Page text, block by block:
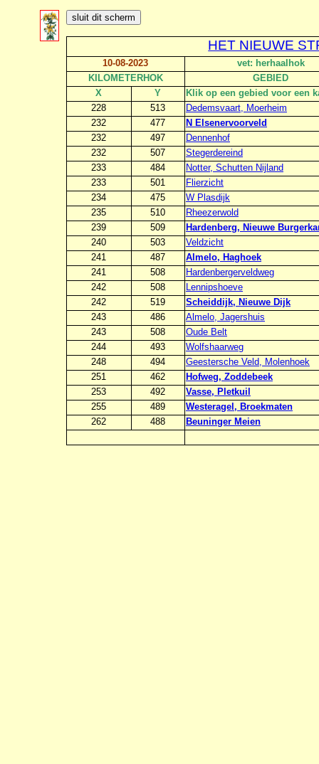
HET NIEUWE
10-08-2023
vet: herhaalhok
KILOMETERHOK
GEBIED
X
Y
Klik op een gebied voor een
228
513
Dedemsvaart, Moerheim
232
477
N Elsenervoorveld
232
497
Dennenhof
232
507
Stegerdereind
233
484
Notter, Schutten Nijland
233
501
Flierzicht
234
475
W Plasdijk
235
510
Rheezerwold
239
509
Hardenberg, Nieuwe
240
503
Veldzicht
241
487
Almelo, Haghoek
241
508
Hardenbergerveldweg
242
508
Lennipshoeve
242
519
Scheiddijk, Nieuwe Dijk
243
486
Almelo, Jagershuis
243
508
Oude Belt
244
493
Wolfshaarweg
248
494
Geestersche Veld, Molenhoek
251
462
Hofweg, Zoddebeek
253
492
Vasse, Pletkuil
255
489
Westeragel, Broekmaten
262
488 Beuninger Meien